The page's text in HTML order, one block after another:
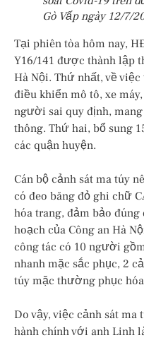
Gò Vấp ngày 12/7/
Tại phiên tòa hôm nay,
Y16/141 được thành lập
Hà Nội. Thứ nhất, về
điều khiển mô tô, xe
người sai quy định,
thông. Thứ hai, bổ sung
các quận huyện.
Cán bộ cảnh sát ma túy
có đeo băng đỏ ghi chữ
hóa trang, đảm bảo
hoạch của Công an Hà
công tác có 10 người
nhanh mặc sắc phục, 2
túy mặc thường phục
Do vậy, việc cảnh sát
hành chính với anh Linh